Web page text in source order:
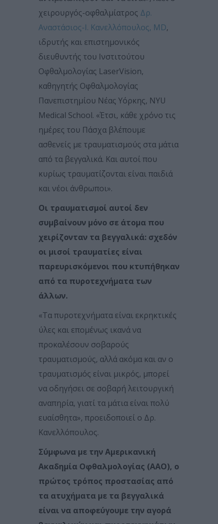
χειρουργός-οφθαλμίατρος Δρ.
Αναστάσιος-Ι. Κανελλόπουλος, MD,
ιδρυτής και επιστημονικός
διευθυντής του Ινστιτούτου
Οφθαλμολογίας LaserVision,
καθηγητής Οφθαλμολογίας
Πανεπιστημίου Νέας Υόρκης, NYU
Medical School. «Έτσι, κάθε χρόνο τις
ημέρες του Πάσχα βλέπουμε
ασθενείς με τραυματισμούς στα μάτια
από τα βεγγαλικά. Και αυτοί που
κυρίως τραυματίζονται είναι παιδιά
και νέοι άνθρωποι».
Οι τραυματισμοί αυτοί δεν
συμβαίνουν μόνο σε άτομα που
χειρίζονταν τα βεγγαλικά: σχεδόν
οι μισοί τραυματίες είναι
παρευρισκόμενοι που κτυπήθηκαν
από τα πυροτεχνήματα των
άλλων.
«Τα πυροτεχνήματα είναι εκρηκτικές
ύλες και επομένως ικανά να
προκαλέσουν σοβαρούς
τραυματισμούς, αλλά ακόμα και αν ο
τραυματισμός είναι μικρός, μπορεί
να οδηγήσει σε σοβαρή λειτουργική
αναπηρία, γιατί τα μάτια είναι πολύ
ευαίσθητα», προειδοποιεί ο Δρ.
Κανελλόπουλος.
Σύμφωνα με την Αμερικανική
Ακαδημία Οφθαλμολογίας (ΑΑΟ), ο
πρώτος τρόπος προστασίας από
τα ατυχήματα με τα βεγγαλικά
είναι να αποφεύγουμε την αγορά